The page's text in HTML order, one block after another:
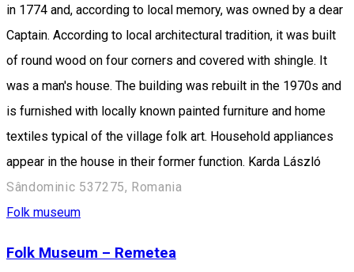
in 1774 and, according to local memory, was owned by a dear
Captain. According to local architectural tradition, it was built
of round wood on four corners and covered with shingle. It
was a man's house. The building was rebuilt in the 1970s and
is furnished with locally known painted furniture and home
textiles typical of the village folk art. Household appliances
appear in the house in their former function. Karda László
Sândominic 537275, Romania
Folk museum
Folk Museum – Remetea